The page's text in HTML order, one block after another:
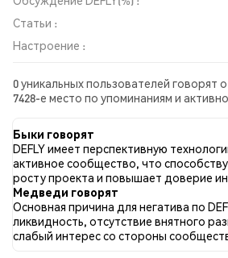
Статьи :
Настроение :
0 уникальных пользователей говорят
7428-е место по упоминаниям и
DEFLY во всех социальных сетях было
опубликовано 0 новостных статей о
твитов имели бычий настрой по
медвежьим настроем по DEFLY. NaN%
нейтральными по отношению к DEFLY.
на 0 твитах.
Быки говорят
DEFLY имеет перспективную
активное сообщество, что
росту проекта и повышает доверие
Медведи говорят
Основная причина для негатива по
ликвидность, отсутствие внятного
слабый интерес со стороны